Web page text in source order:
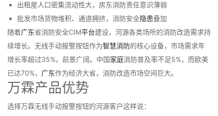
出租屋人口密集流动性大，房东消防责任意识薄弱
批发市场货物堆积、通道拥挤，消防安全隐患叠加
随着广东省消防安全CIM平台建设，河源各类场所的消防改造需求持
续增长。无线手动报警按钮作为智慧消防的核心设备，市场需求年
增长率超过35%，前景广阔。中国家庭消防普及率不足5%，而欧美
已达70%， 广东作为经济大省，消防改造市场空间巨大。
万霖产品优势
选择万霖无线手动报警按钮的河源客户这样说：